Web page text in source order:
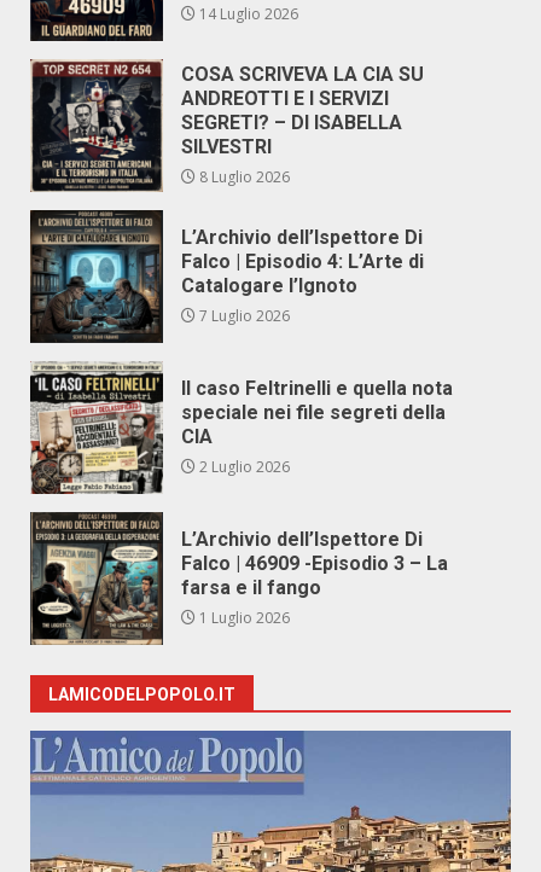
14 Luglio 2026
COSA SCRIVEVA LA CIA SU
ANDREOTTI E I SERVIZI
SEGRETI? – DI ISABELLA
SILVESTRI
8 Luglio 2026
L’Archivio dell’Ispettore Di
Falco | Episodio 4: L’Arte di
Catalogare l’Ignoto
7 Luglio 2026
Il caso Feltrinelli e quella nota
speciale nei file segreti della
CIA
2 Luglio 2026
L’Archivio dell’Ispettore Di
Falco | 46909 -Episodio 3 – La
farsa e il fango
1 Luglio 2026
LAMICODELPOPOLO.IT